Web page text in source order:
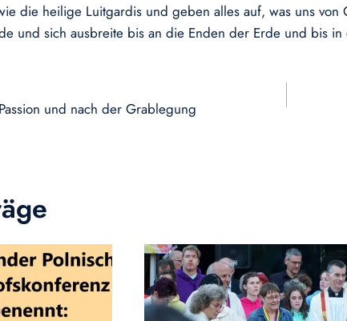
die heilige Luitgardis und geben alles auf, was uns
und sich ausbreite bis an die Enden der Erde und bis
und nach der Grablegung